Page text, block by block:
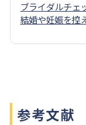
ブライダルチェ
結婚や妊娠を控
参考文献